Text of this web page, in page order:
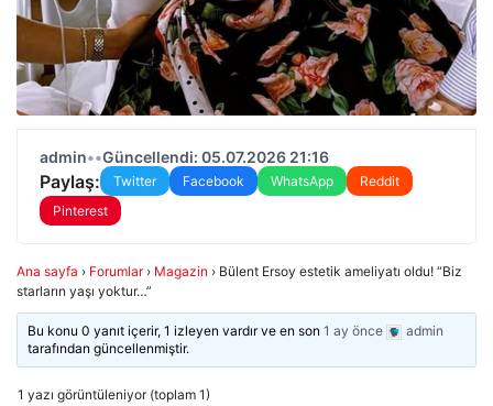
admin••Güncellendi: 05.07.2026 21:16
Paylaş: Twitter Facebook WhatsApp
Reddit
Pinterest
Ana sayfa › Forumlar › Magazin › Bülent Ersoy estetik ameliyatı oldu! “Biz
starların yaşı yoktur…”
Bu konu 0 yanıt içerir, 1 izleyen vardır ve en son1 ay önce
admin
tarafından güncellenmiştir.
1 yazı görüntüleniyor (toplam 1)